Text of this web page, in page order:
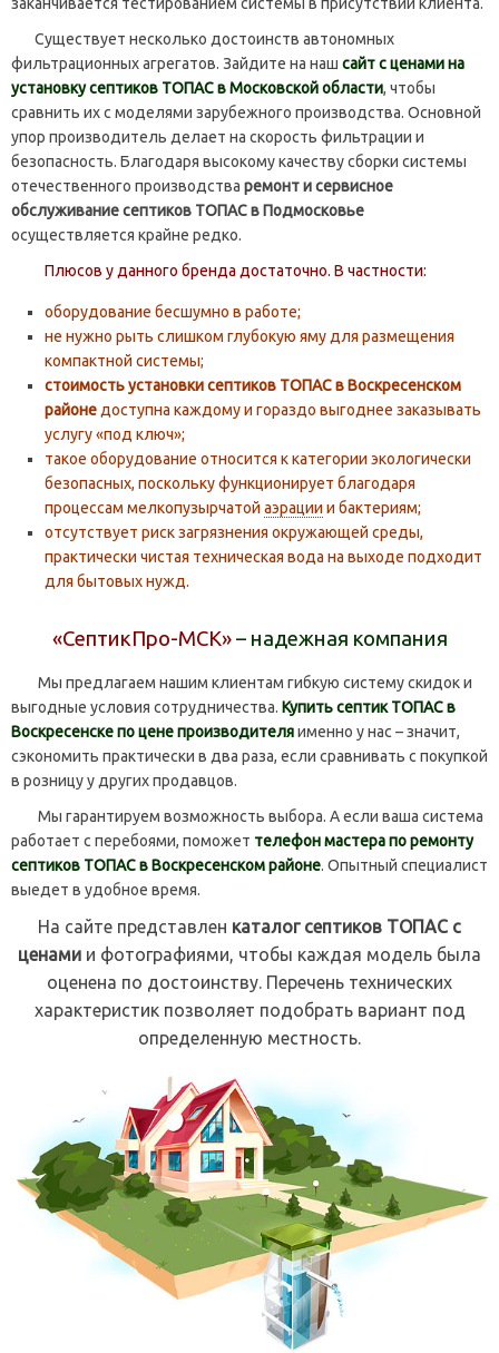
Существует несколько достоинств автономных
фильтрационных агрегатов. Зайдите на наш сайт с ценами на
установку септиков ТОПАС в Московской области, чтобы
сравнить их с моделями зарубежного производства. Основной
упор производитель делает на скорость фильтрации и
безопасность. Благодаря высокому качеству сборки системы
отечественного производства ремонт и сервисное
обслуживание септиков ТОПАС в Подмосковье
осуществляется крайне редко.
Плюсов у данного бренда достаточно. В частности:
оборудование бесшумно в работе;
не нужно рыть слишком глубокую яму для размещения
компактной системы;
стоимость установки септиков ТОПАС в Воскресенском
районе доступна каждому и гораздо выгоднее заказывать
услугу «под ключ»;
такое оборудование относится к категории экологически
безопасных, поскольку функционирует благодаря
процессам мелкопузырчатой аэрации и бактериям;
отсутствует риск загрязнения окружающей среды,
практически чистая техническая вода на выходе подходит
для бытовых нужд.
«СептикПро-МСК»– надежная компания
Мы предлагаем нашим клиентам гибкую систему скидок и
выгодные условия сотрудничества. Купить септик ТОПАС в
Воскресенске по цене производителяименно у нас – значит,
сэкономить практически в два раза, если сравнивать с покупкой
в розницу у других продавцов.
Мы гарантируем возможность выбора. А если ваша система
работает с перебоями, поможет телефон мастера по ремонту
септиков ТОПАС в Воскресенском районе. Опытный специалист
выедет в удобное время.
На сайте представлен каталог септиков ТОПАС с
ценами и фотографиями, чтобы каждая модель была
оценена по достоинству. Перечень технических
характеристик позволяет подобрать вариант под
определенную местность.